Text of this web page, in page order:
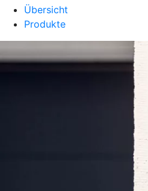
Übersicht
Produkte